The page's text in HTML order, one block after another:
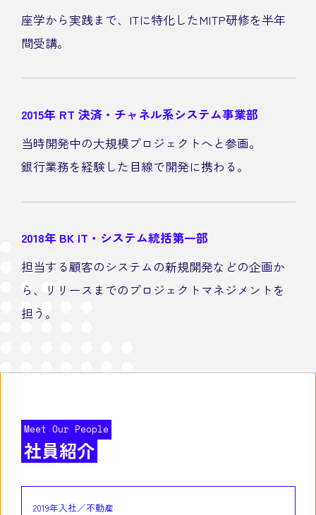
座学から実践まで、ITに特化したMITP研修を半年
間受講。
2015年 RT 決済・チャネル系システム事業部
当時開発中の大規模プロジェクトへと参画。
銀行業務を経験した目線で開発に携わる。
2018年 BK IT・システム統括第一部
担当する顧客のシステムの新規開発などの企画か
ら、リリースまでのプロジェクトマネジメントを
担う。
Meet Our People
社員紹介
2019年入社／不動産